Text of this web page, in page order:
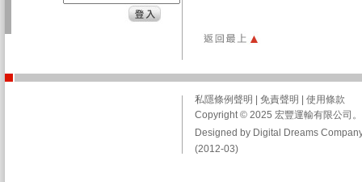
私隱條例聲明 | 免責聲明 | 使用條款
Copyright © 2025 宏豐運輸有限公司
Designed by Digital Dreams
(2012-03)